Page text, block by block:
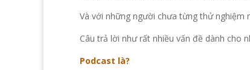
Và với những người chưa từng thử nghiệm
Câu trả lời như rất nhiều vấn đề dành cho
Podcast là?